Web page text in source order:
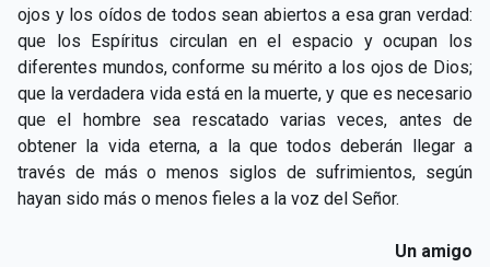
ojos y los oídos de todos sean abiertos a esa gran verdad:
que los Espíritus circulan en el espacio y ocupan los
diferentes mundos, conforme su mérito a los ojos de Dios;
que la verdadera vida está en la muerte, y que es necesario
que el hombre sea rescatado varias veces, antes de
obtener la vida eterna, a la que todos deberán llegar a
través de más o menos siglos de sufrimientos, según
hayan sido más o menos fieles a la voz del Señor.
Un amigo